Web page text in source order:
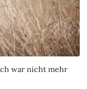
war nicht mehr